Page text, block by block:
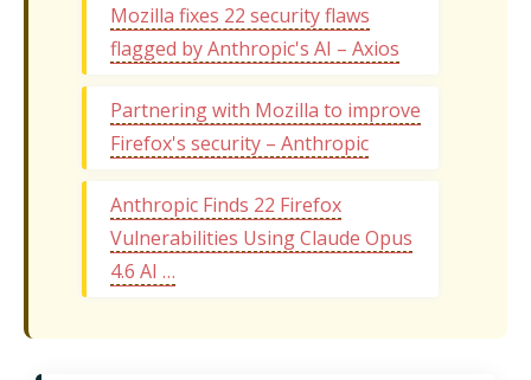
Mozilla fixes 22 security flaws
flagged by Anthropic's AI – Axios
Partnering with Mozilla to improve
Firefox's security – Anthropic
Anthropic Finds 22 Firefox
Vulnerabilities Using Claude Opus
4.6 AI …